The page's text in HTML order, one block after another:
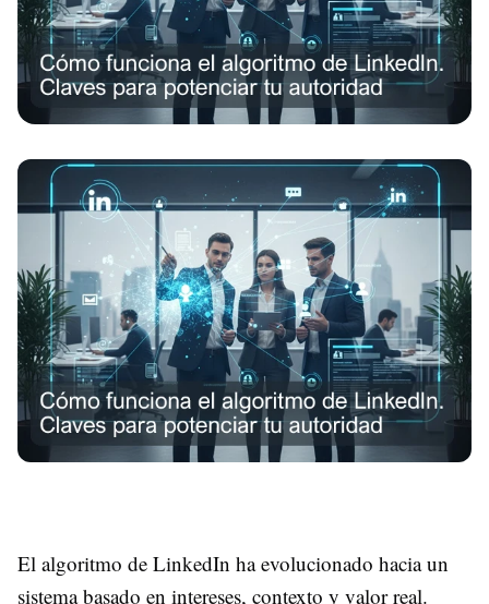
El algoritmo de LinkedIn ha evolucionado hacia un
sistema basado en intereses, contexto y valor real.